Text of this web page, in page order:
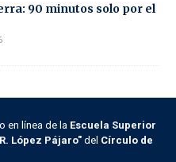
90 minutos solo por el
en línea de la Escuela Superior
López Pájaro" del Círculo de